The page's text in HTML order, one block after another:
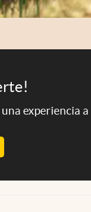
experiencia